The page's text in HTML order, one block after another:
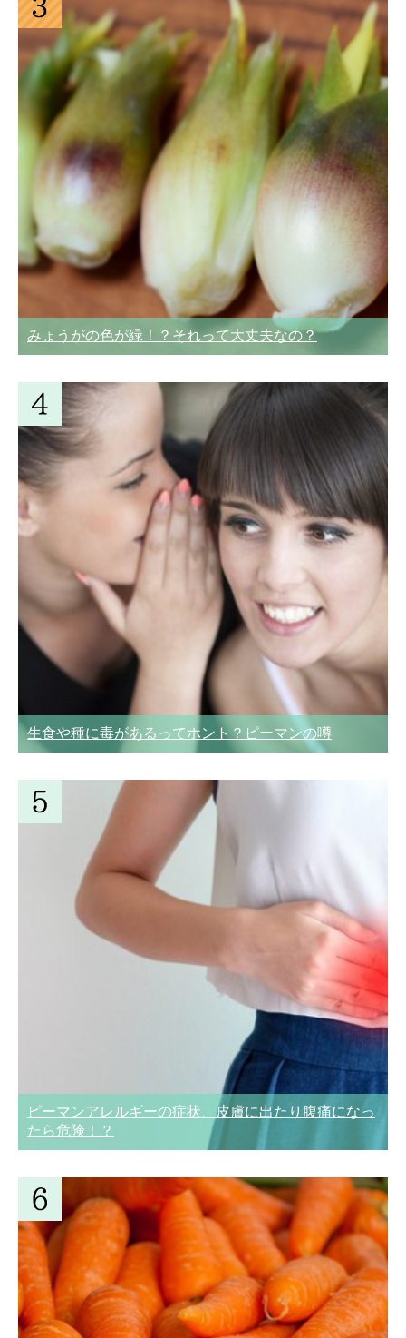
みょうがの色が緑！？それって大丈夫なの？
生食や種に毒があるってホント？ピーマンの噂
ピーマンアレルギーの症状、皮膚に出たり腹痛になっ
たら危険！？